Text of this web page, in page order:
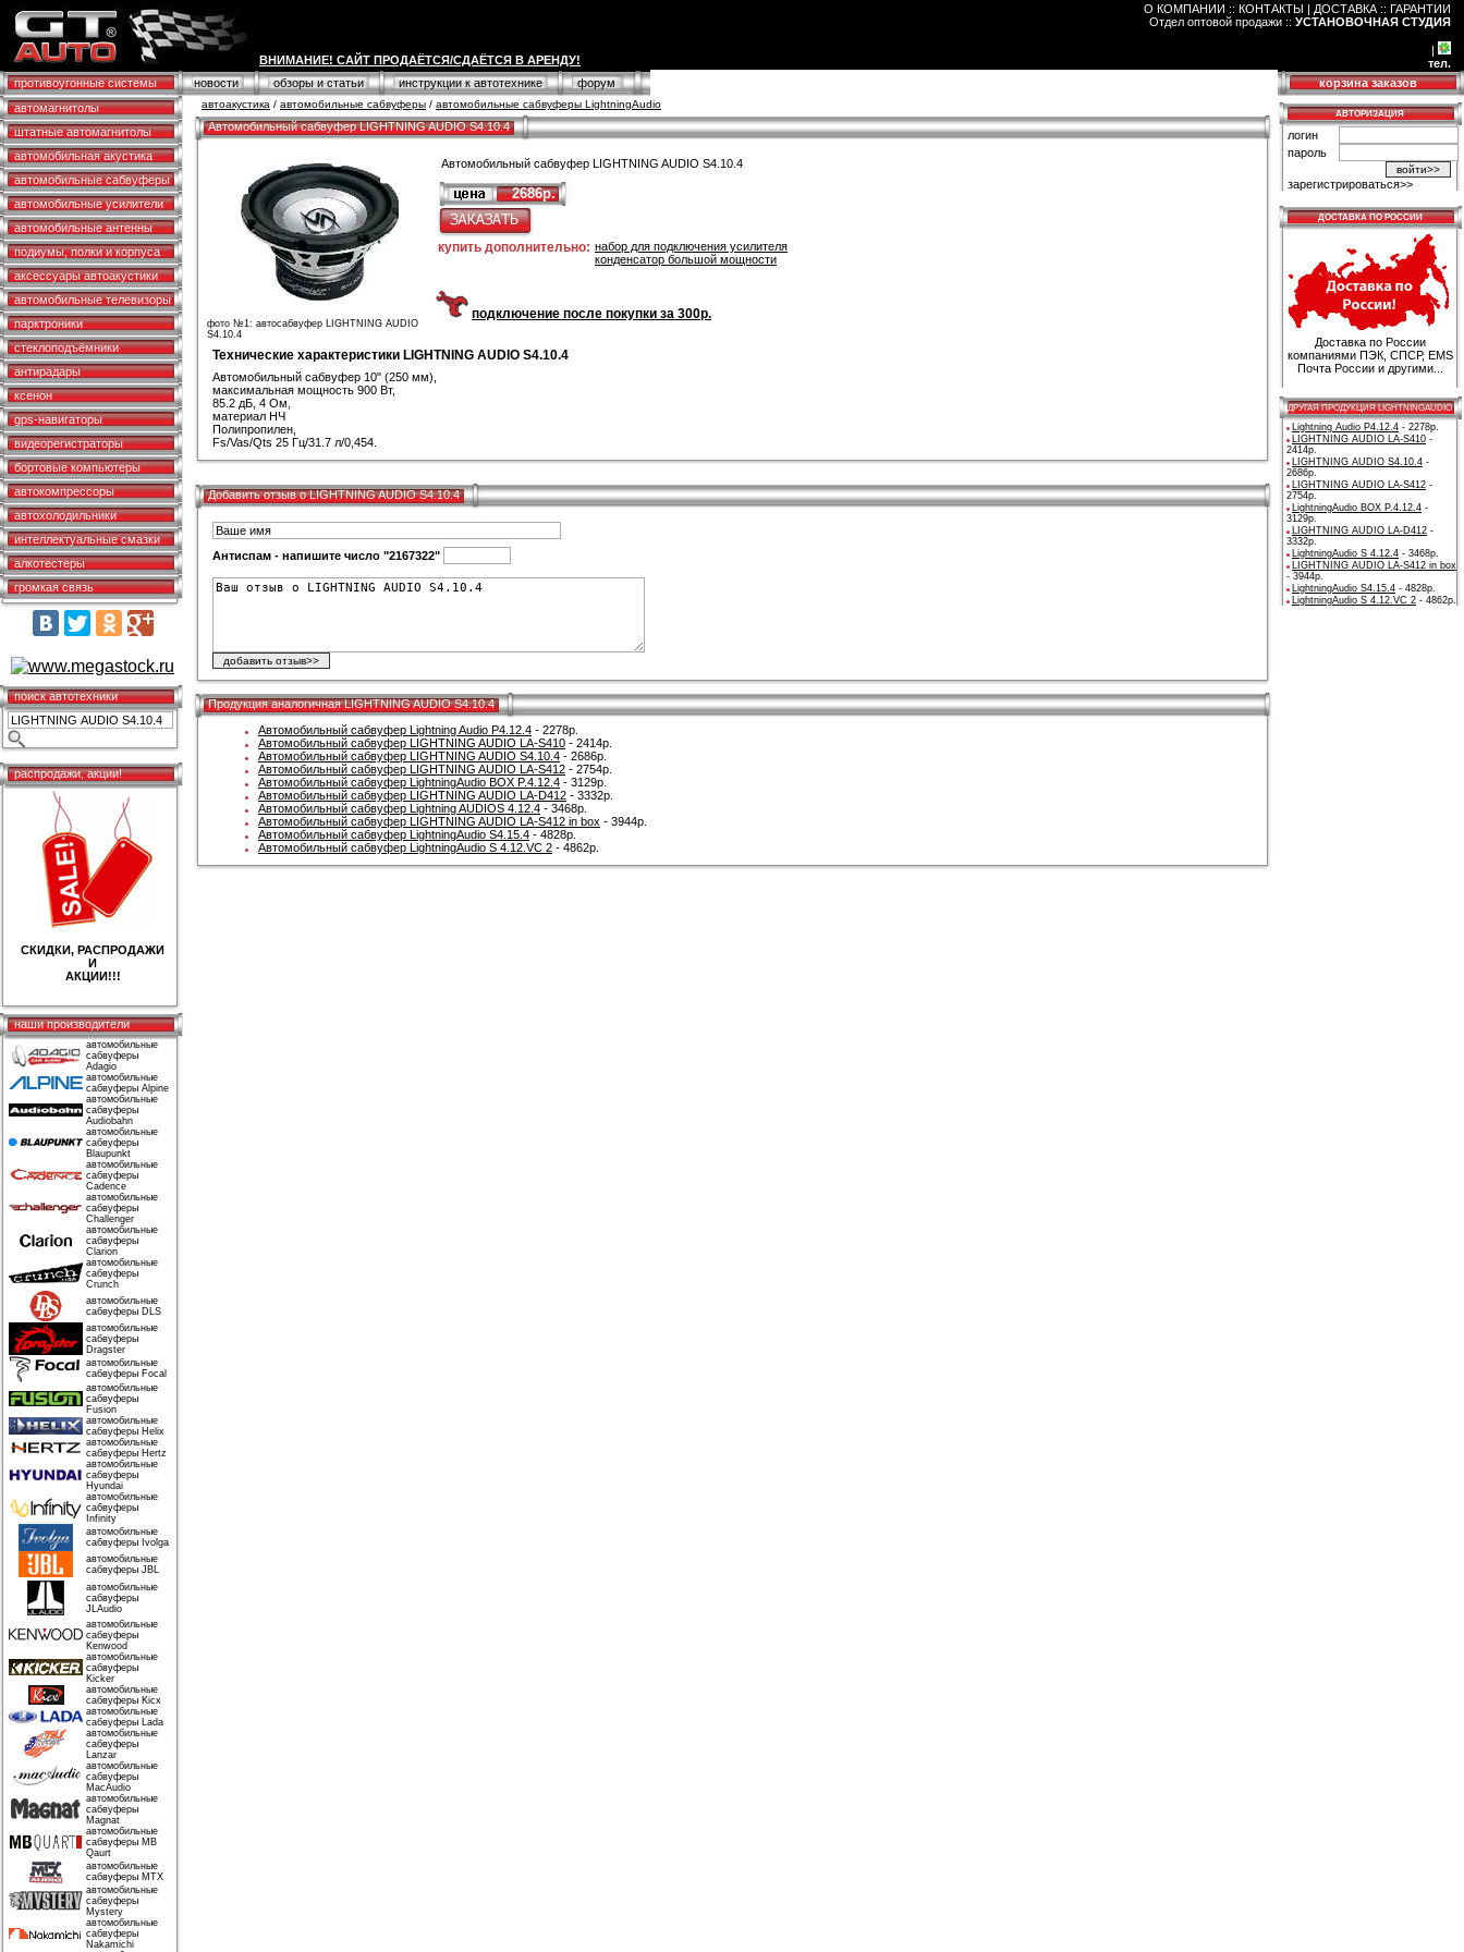
ВНИМАНИЕ! САЙТ ПРОДАЁТСЯ/СДАЁТСЯ В АРЕНДУ!
О КОМПАНИИ :: КОНТАКТЫ | ДОСТАВКА :: ГАРАНТИИ
Отдел оптовой продажи :: УСТАНОВОЧНАЯ СТУДИЯ
|
тел.
противоугонные системы
новости обзоры и статьи инструкции к автотехнике форум
корзина заказов
автомагнитолы
штатные автомагнитолы
автомобильная акустика
автомобильные сабвуферы
автомобильные усилители
автомобильные антенны
подиумы, полки и корпуса
аксессуары автоакустики
автомобильные телевизоры
парктроники
стеклоподъёмники
антирадары
ксенон
gps-навигаторы
видеорегистраторы
бортовые компьютеры
автокомпрессоры
автохолодильники
интеллектуальные смазки
алкотестеры
громкая связь
поиск автотехники
распродажи, акции!
СКИДКИ, РАСПРОДАЖИ
И
АКЦИИ!!!
наши производители
автомобильные
сабвуферы
Adagio
автомобильные
сабвуферы Alpine
автомобильные
сабвуферы
Audiobahn
автомобильные
сабвуферы
Blaupunkt
автомобильные
сабвуферы
Cadence
автомобильные
сабвуферы
Challenger
автомобильные
сабвуферы
Clarion
автомобильные
сабвуферы
Crunch
автомобильные
сабвуферы DLS
автомобильные
сабвуферы
Dragster
автомобильные
сабвуферы Focal
автомобильные
сабвуферы
Fusion
автомобильные
сабвуферы Helix
автомобильные
сабвуферы Hertz
автомобильные
сабвуферы
Hyundai
автомобильные
сабвуферы
Infinity
автомобильные
сабвуферы Ivolga
автомобильные
сабвуферы JBL
автомобильные
сабвуферы
JLAudio
автомобильные
сабвуферы
Kenwood
автомобильные
сабвуферы
Kicker
автомобильные
сабвуферы Kicx
автомобильные
сабвуферы Lada
автомобильные
сабвуферы
Lanzar
автомобильные
сабвуферы
MacAudio
автомобильные
сабвуферы
Magnat
автомобильные
сабвуферы MB
Qaurt
автомобильные
сабвуферы MTX
автомобильные
сабвуферы
Mystery
автомобильные
сабвуферы
Nakamichi
автоакустика / автомобильные сабвуферы / автомобильные сабвуферы LightningAudio
Автомобильный сабвуфер LIGHTNING AUDIO S4.10.4
фото №1: автосабвуфер LIGHTNING AUDIO
S4.10.4
Автомобильный сабвуфер LIGHTNING AUDIO S4.10.4
2686р.
купить дополнительно: набор для подключения усилителя
конденсатор большой мощности
подключение после покупки за 300р.
Технические характеристики LIGHTNING AUDIO S4.10.4
Автомобильный сабвуфер 10" (250 мм),
максимальная мощность 900 Вт,
85.2 дБ, 4 Ом,
материал НЧ
Полипропилен,
Fs/Vas/Qts 25 Гц/31.7 л/0,454.
Добавить отзыв о LIGHTNING AUDIO S4.10.4
Антиспам - напишите число "2167322"
Продукция аналогичная LIGHTNING AUDIO S4.10.4
Автомобильный сабвуфер Lightning Audio P4.12.4 - 2278р.
Автомобильный сабвуфер LIGHTNING AUDIO LA-S410 - 2414р.
Автомобильный сабвуфер LIGHTNING AUDIO S4.10.4 - 2686р.
Автомобильный сабвуфер LIGHTNING AUDIO LA-S412 - 2754р.
Автомобильный сабвуфер LightningAudio BOX P.4.12.4 - 3129р.
Автомобильный сабвуфер LIGHTNING AUDIO LA-D412 - 3332р.
Автомобильный сабвуфер Lightning AUDIOS 4.12.4 - 3468р.
Автомобильный сабвуфер LIGHTNING AUDIO LA-S412 in box - 3944р.
Автомобильный сабвуфер LightningAudio S4.15.4 - 4828р.
Автомобильный сабвуфер LightningAudio S 4.12.VC 2 - 4862р.
АВТОРИЗАЦИЯ
логин
пароль
зарегистрироваться>>
ДОСТАВКА ПО РОССИИ
Доставка по России
компаниями ПЭК, СПСР, EMS
Почта России и другими...
ДРУГАЯ ПРОДУКЦИЯ LIGHTNINGAUDIO
Lightning Audio P4.12.4 - 2278р.
LIGHTNING AUDIO LA-S410 -
2414р.
LIGHTNING AUDIO S4.10.4 -
2686р.
LIGHTNING AUDIO LA-S412 -
2754р.
LightningAudio BOX P.4.12.4 -
3129р.
LIGHTNING AUDIO LA-D412 -
3332р.
LightningAudio S 4.12.4 - 3468р.
LIGHTNING AUDIO LA-S412 in box
- 3944р.
LightningAudio S4.15.4 - 4828р.
LightningAudio S 4.12.VC 2 - 4862р.